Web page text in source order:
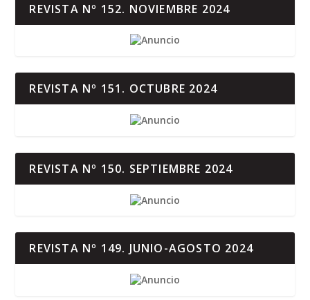
REVISTA Nº 152. NOVIEMBRE 2024
REVISTA Nº 151. OCTUBRE 2024
REVISTA Nº 150. SEPTIEMBRE 2024
REVISTA Nº 149. JUNIO-AGOSTO 2024